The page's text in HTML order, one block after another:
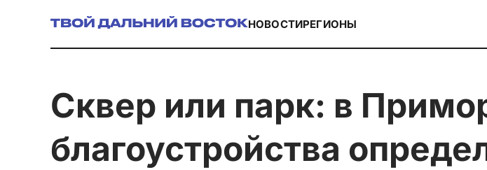
НОВОСТИРЕГИОНЫ
Сквер или парк: в Приморском крае объекты
благоустройства